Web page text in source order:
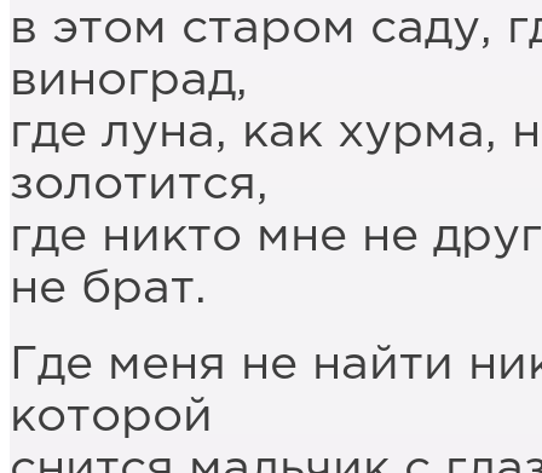
в этом старом саду,
виноград,
где луна, как хурма,
золотится,
где никто мне не
не брат.
Где меня не найти
которой